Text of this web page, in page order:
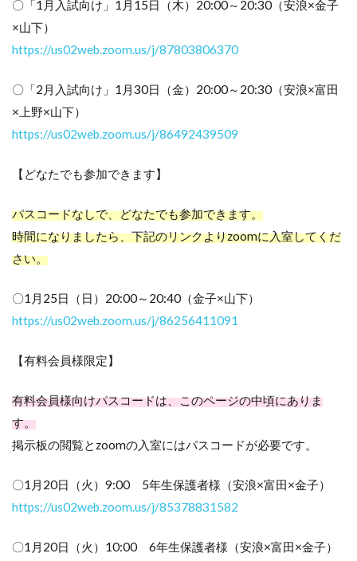
〇「1月入試向け」1月15日（木）20:00～20:30（安浪×金子
×山下）
https://us02web.zoom.us/j/87803806370
〇「2月入試向け」1月30日（金）20:00～20:30（安浪×富田
×上野×山下）
https://us02web.zoom.us/j/86492439509
【どなたでも参加できます】
パスコードなしで、どなたでも参加できます。
時間になりましたら、下記のリンクよりzoomに入室してくだ
さい。
〇1月25日（日）20:00～20:40（金子×山下）
https://us02web.zoom.us/j/86256411091
【有料会員様限定】
有料会員様向けパスコードは、このページの中頃にありま
す。
掲示板の閲覧とzoomの入室にはパスコードが必要です。
〇1月20日（火）9:00 5年生保護者様（安浪×富田×金子）
https://us02web.zoom.us/j/85378831582
〇1月20日（火）10:00 6年生保護者様（安浪×富田×金子）